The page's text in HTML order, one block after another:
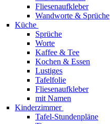
Fliesenaufkleber
Wandworte & Sprüche
Küche
Sprüche
Worte
Kaffee & Tee
Kochen & Essen
Lustiges
Tafelfolie
Fliesenaufkleber
mit Namen
Kinderzimmer
Tafel-Stundenpläne